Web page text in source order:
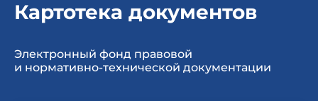
Картотека документов
Электронный фонд правовой
и нормативно-технической документации